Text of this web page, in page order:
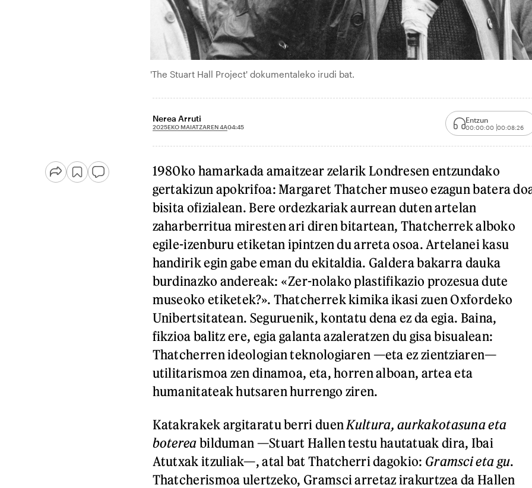
'The Stuart Hall Project' dokumentaleko irudi bat.
Nerea Arruti
2025EKO MAIATZAREN 4A04:45
Entzun
00:00:00 00:08:26
1980ko hamarkada amaitzear zelarik Londresen entzundako
gertakizun apokrifoa: Margaret Thatcher museo ezagun batera
bisita ofizialean. Bere ordezkariak aurrean duten artelan
zaharberritua miresten ari diren bitartean, Thatcherrek alboko
egile-izenburu etiketan ipintzen du arreta osoa. Artelanei kasu
handirik egin gabe eman du ekitaldia. Galdera bakarra dauka
burdinazko andereak: «Zer-nolako plastifikazio prozesua dute
museoko etiketek?». Thatcherrek kimika ikasi zuen Oxfordeko
Unibertsitatean. Seguruenik, kontatu dena ez da egia. Baina,
fikzioa balitz ere, egia galanta azaleratzen du gisa bisualean:
Thatcherren ideologian teknologiaren —eta ez zientziaren—
utilitarismoa zen dinamoa, eta, horren alboan, artea eta
humanitateak hutsaren hurrengo ziren.
Katakrakek argitaratu berri duen Kultura, aurkakotasuna eta
boterea bilduman —Stuart Hallen testu hautatuak dira, Ibai
Atutxak itzuliak—, atal bat Thatcherri dagokio: Gramsci eta gu.
Thatcherismoa ulertzeko, Gramsci arretaz irakurtzea da Hallen